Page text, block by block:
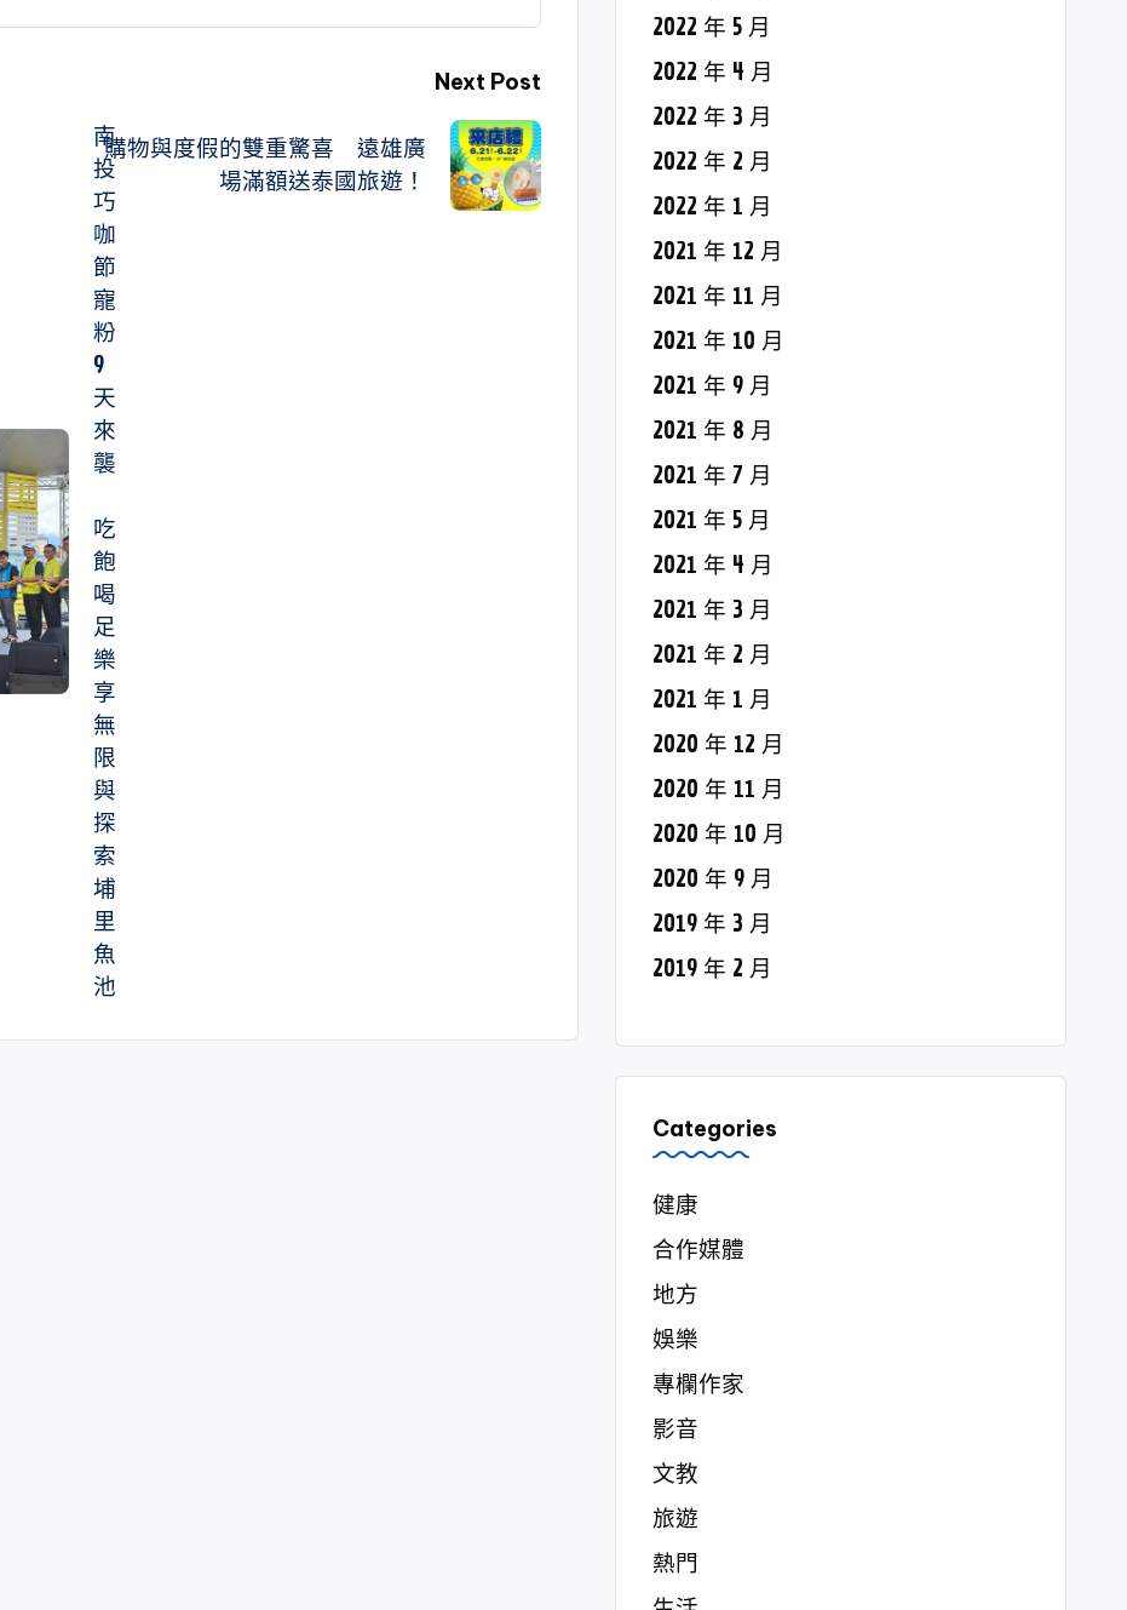
南
投
巧
咖
節
寵
粉
9
天
來
襲
吃
飽
喝
足
樂
享
無
限
與
探
索
埔
里
魚
池
Next Post
購物與度假的雙重驚喜 遠雄廣
場滿額送泰國旅遊！
2022 年 5 月
2022 年 4 月
2022 年 3 月
2022 年 2 月
2022 年 1 月
2021 年 12 月
2021 年 11 月
2021 年 10 月
2021 年 9 月
2021 年 8 月
2021 年 7 月
2021 年 5 月
2021 年 4 月
2021 年 3 月
2021 年 2 月
2021 年 1 月
2020 年 12 月
2020 年 11 月
2020 年 10 月
2020 年 9 月
2019 年 3 月
2019 年 2 月
Categories
健康
合作媒體
地方
娛樂
專欄作家
影音
文教
旅遊
熱門